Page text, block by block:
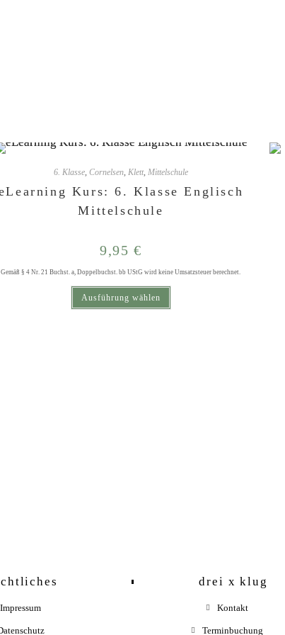
6. Klasse, Cornelsen, Klett, Mittelschule
Kurs: 6. Klasse Englisch
Mittelschule
9,95 €
Gemäß § 4 Nr. 21 Buchst. a, Doppelbuchst. bb UStG wird keine Umsatzsteuer berechnet.
Ausführung wählen
Dieses Produkt weist mehrere Varianten auf. Die Optionen können auf der Produktseite gewählt werden
Impressum
drei x klug
Kontakt
Terminbuchung